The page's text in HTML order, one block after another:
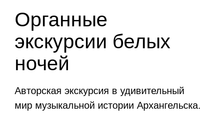
Органные
экскурсии белых
ночей
Авторская экскурсия в удивительный
мир музыкальной истории Архангельска.